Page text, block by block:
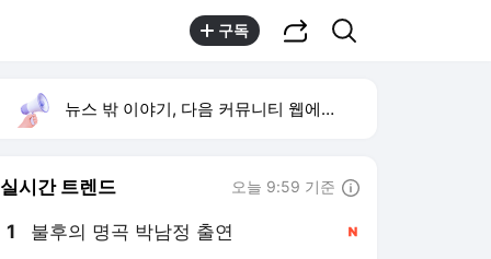
구독
뉴스 밖 이야기, 다음 커뮤니티 웹에서 보기
실시간 트렌드 오늘 9:59 기준
1 불후의 명곡 박남정 출연